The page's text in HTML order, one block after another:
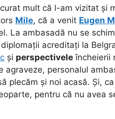
mult că l-am vizitat și
Mile, că a venit Eugen
La ambasadă nu se
acreditați la
și perspectivele încheierii
agraveze, personalul
plecăm și noi acasă. Și,
pentru că nu avea